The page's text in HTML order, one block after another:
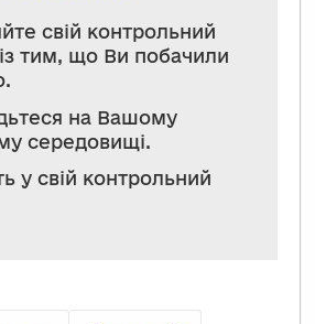
свій контрольний
тим, що Ви побачили
на Вашому
середовищі.
у свій контрольний